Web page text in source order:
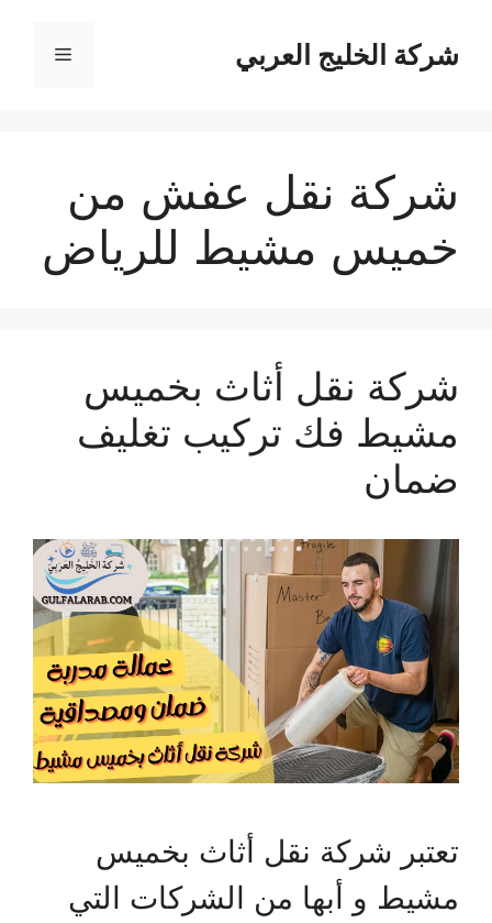
المحتوىشركة الخليج العربي القائمة
شركة نقل عفش من
خميس مشيط للرياض
شركة نقل أثاث بخميس
مشيط فك تركيب تغليف
ضمان
تعتبر شركة نقل أثاث بخميس
مشيط و أبها من الشركات التي